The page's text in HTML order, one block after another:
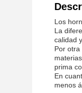
Los
La
calidad
Por
prima
En
menos